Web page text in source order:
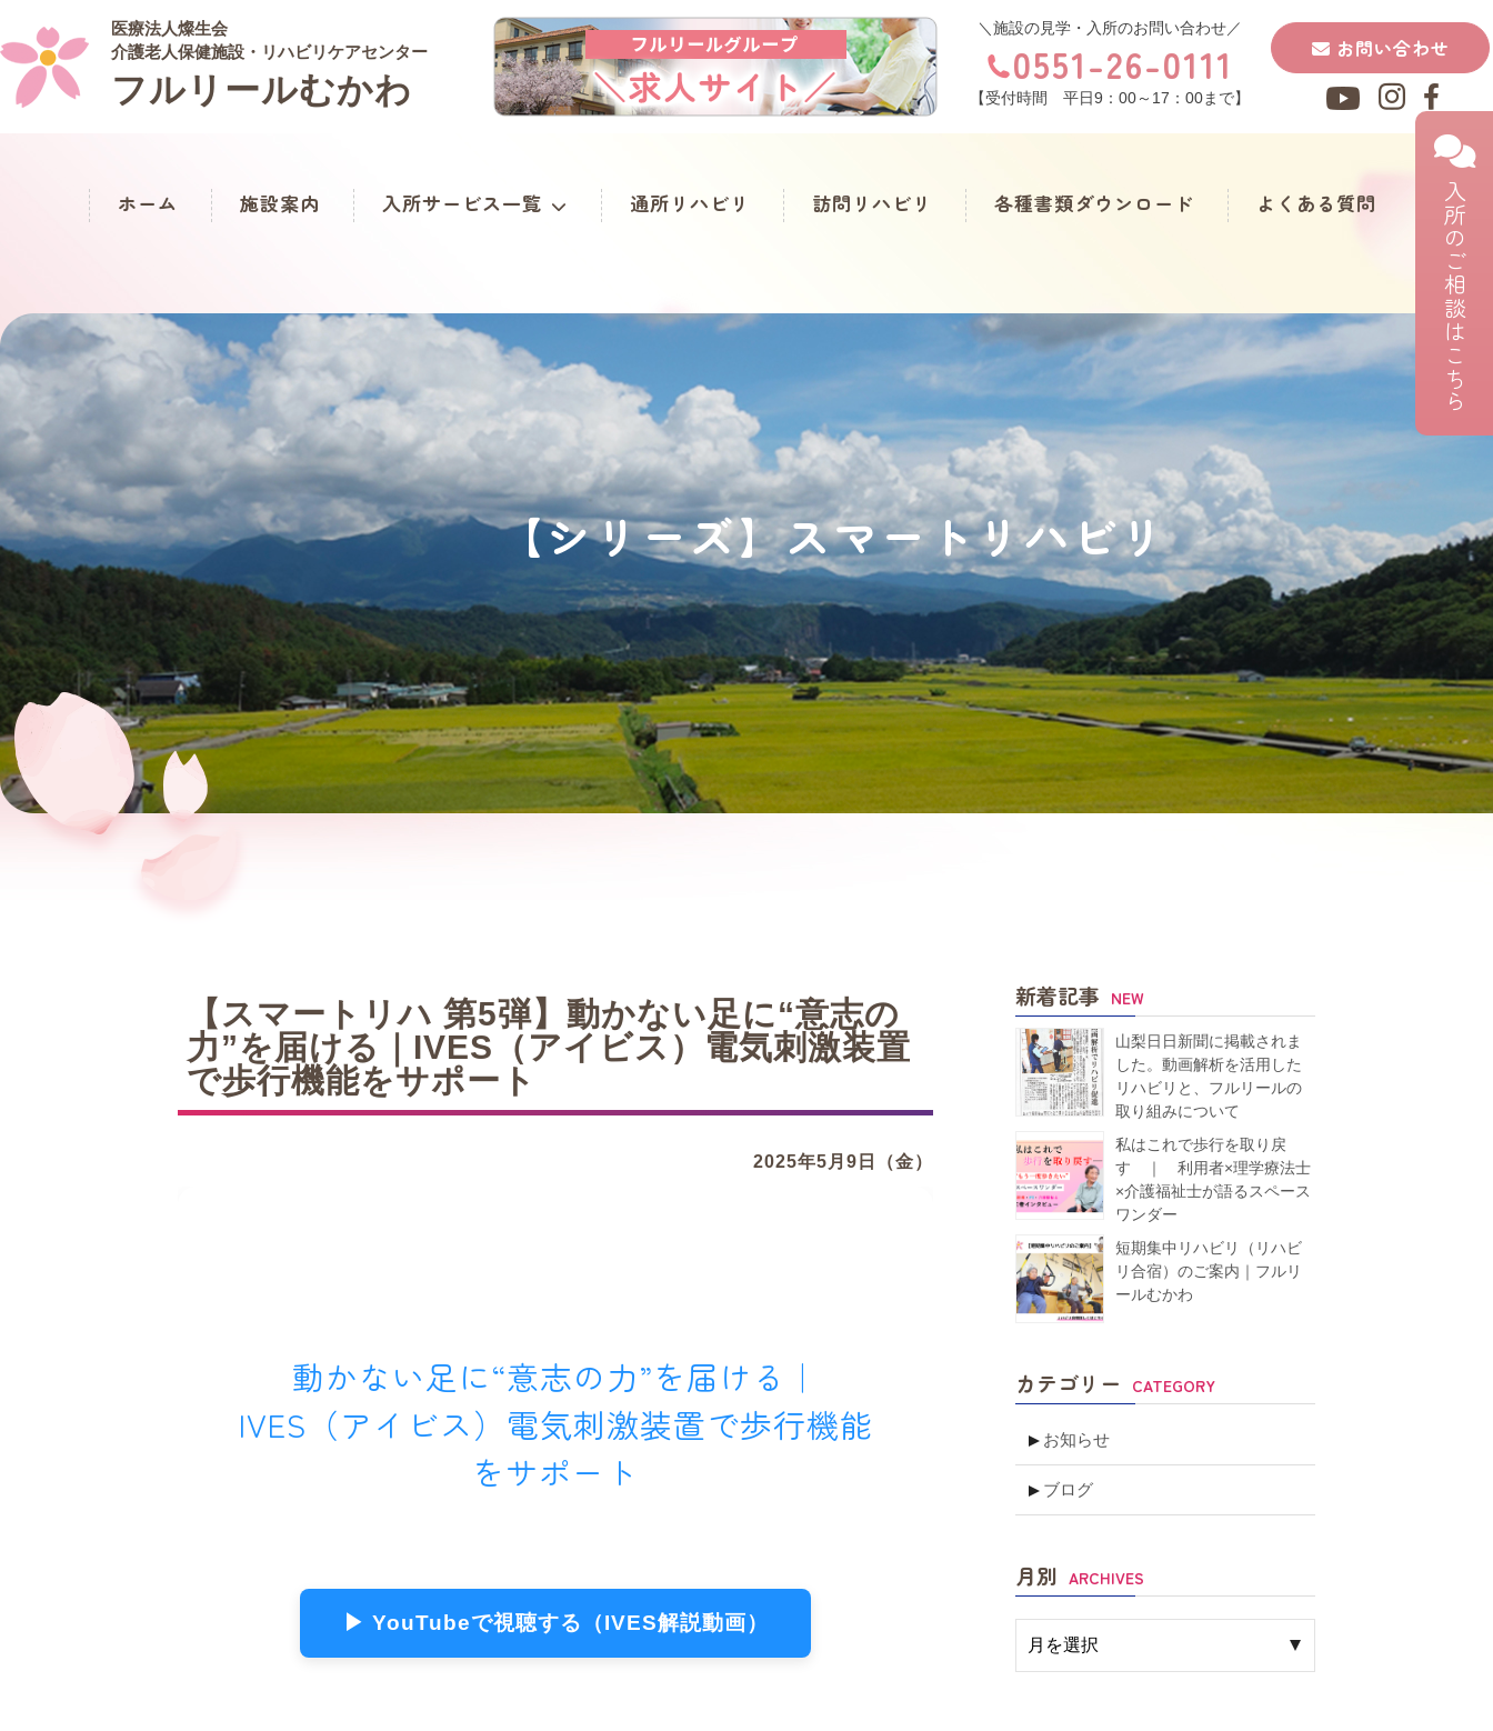
医療法人燦生会
介護老人保健施設・リハビリケアセンター
フルリールむかわ
＼施設の見学・入所のお問い合わせ／
0551-26-0111
【受付時間 平日9：00～17：00まで】
お問い合わせ
ホーム 施設案内 入所サービス一覧 通所リハビリ 訪問リハビリ 各種書類ダウンロード よくある質問
【シリーズ】スマートリハビリ
【スマートリハ 第5弾】動かない足に“意志の
力”を届ける｜IVES（アイビス）電気刺激装置
で歩行機能をサポート
2025年5月9日（金）
動かない足に“意志の力”を届ける｜
IVES（アイビス）電気刺激装置で歩行機能
をサポート
▶ YouTubeで視聴する（IVES解説動画）
新着記事 NEW
山梨日日新聞に掲載されま
した。動画解析を活用した
リハビリと、フルリールの
取り組みについて
私はこれで歩行を取り戻
す ｜ 利用者×理学療法士
×介護福祉士が語るスペース
ワンダー
短期集中リハビリ（リハビ
リ合宿）のご案内｜フルリ
ールむかわ
カテゴリー CATEGORY
お知らせ
ブログ
月別 ARCHIVES
入所のご相談はこちら